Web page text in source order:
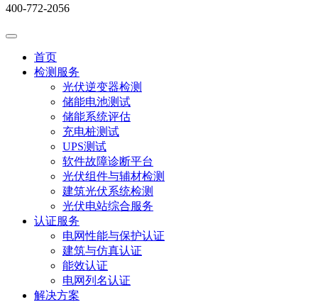
400-772-2056
首页
检测服务
光伏逆变器检测
储能电池测试
储能系统评估
充电桩测试
UPS测试
软件故障诊断平台
光伏组件与辅材检测
建筑光伏系统检测
光伏电站综合服务
认证服务
电网性能与保护认证
建筑与仿真认证
能效认证
电网列名认证
解决方案